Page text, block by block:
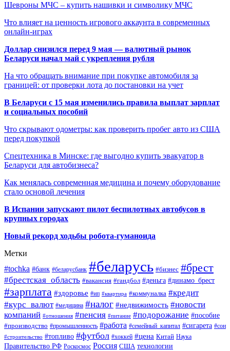
Шевроны МЧС – купить нашивки и символику МЧС
Что влияет на ценность игрового аккаунта в современных
онлайн-играх
Доллар снизился перед 9 мая — валютный рынок
Беларуси начал май с укрепления рубля
На что обращать внимание при покупке автомобиля за
границей: от проверки лота до постановки на учет
В Беларуси с 15 мая изменились правила выплат зарплат
и социальных пособий
Что скрывают одометры: как проверить пробег авто из США
перед покупкой
Спецтехника в Минске: где выгодно купить эвакуатор в
Беларуси для автобизнеса?
Как менялась современная медицина и почему оборудование
стало основой лечения
В Испании запускают пилот беспилотных автобусов в
крупных городах
Новый рекорд ходьбы робота-гуманоида
Метки
#tochka #банк #беларусбанк #беларусь #бизнес #брест
#брестская_область #вакансия #гандбол #деньга #динамо_брест
#зарплата #здоровье #ип #квартира #коммуналка #кредит
#курс_валют #медицина #налог #недвижимость #новости
компаний #отношения #пенсия #питание #подорожание #пособие
#производство #промышленность #работа #семейный_капитал #сигарета #сон
#строительство #топливо #футбол #хоккей #цена Китай Наука
Правительство РФ Роскосмос Россия США технологии